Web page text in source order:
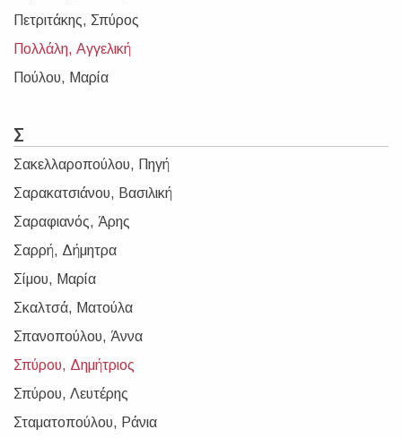
Πετριτάκης, Σπύρος
Πολλάλη, Αγγελική
Πούλου, Μαρία
Σ
Σακελλαροπούλου, Πηγή
Σαρακατσιάνου, Βασιλική
Σαραφιανός, Άρης
Σαρρή, Δήμητρα
Σίμου, Μαρία
Σκαλτσά, Ματούλα
Σπανοπούλου, Άννα
Σπύρου, Δημήτριος
Σπύρου, Λευτέρης
Σταματοπούλου, Ράνια